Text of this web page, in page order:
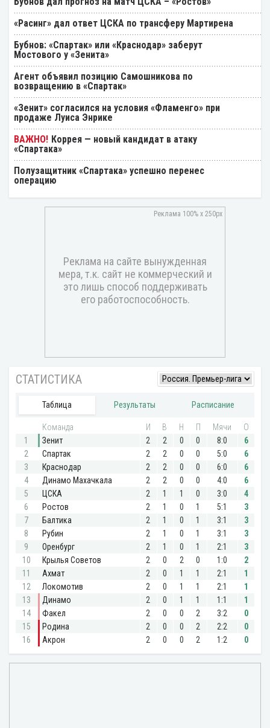
«Расинг» дал ответ ЦСКА по трансферу Мартирена
Бубнов: «Спартак» или «Краснодар» заберут
Мостового у «Зенита»
Агент объявил позицию Самошникова по
возвращению в «Спартак»
«Зенит» согласился на условия «Фламенго» при
продаже Луиса Энрике
Коррея — новый кандидат в атаку
«Спартака»
Полузащитник «Спартака» успешно перенес
операцию